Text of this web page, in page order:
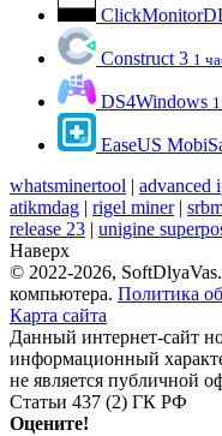
Construct 3 1
DS4Windows
EaseUS
whatsminertool | advanced
atikmdag | rigel miner|
release 23 | unigine
Наверх
© 2022-2026,
компьютера. Политика
Карта сайта
Данный интернет-сайт
информационный
не является публичной
Статьи 437 (2) ГК РФ
Оцените!